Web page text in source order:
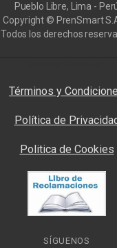
Pueblo Libre, Lima -
Copyright © PrenSmart
Todos los derechos
Términos y
Política de
Politica de Cookies
SÍGUENOS